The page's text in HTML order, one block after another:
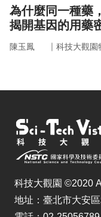
為什麼同一種
揭開基因的用藥
陳玉鳳 ｜ 科技大觀園
科技大觀園 ©2020
地址：臺北市大安